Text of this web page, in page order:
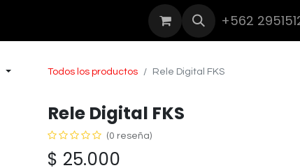
Nuestras Marcas BLOG
+562
Todos los productos Rele Digital FKS
Rele Digital FKS
(0 reseña)
$ 25.000